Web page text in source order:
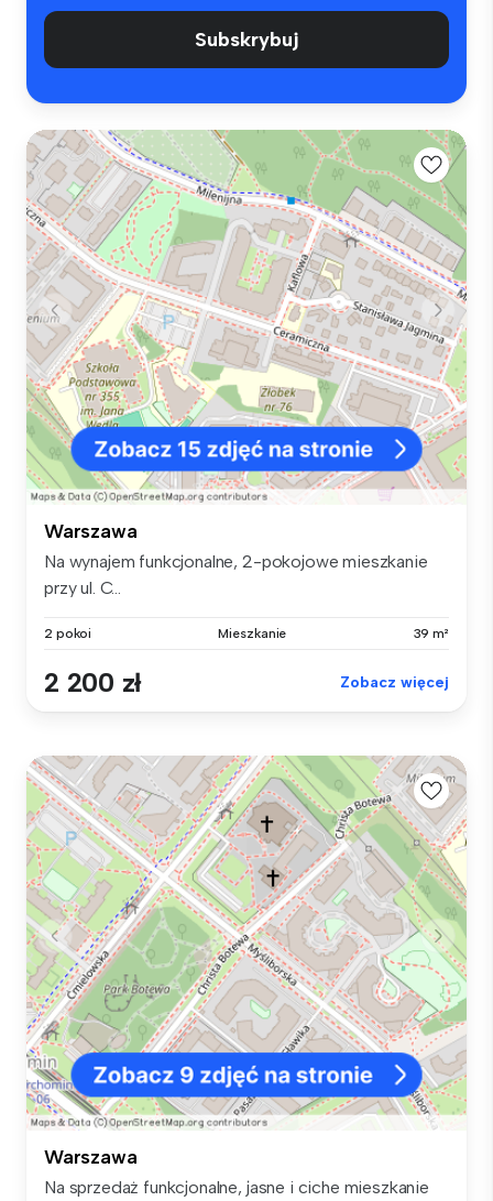
Subskrybuj
Warszawa
Na wynajem funkcjonalne, 2-pokojowe mieszkanie
przy ul. C...
2 pokoi Mieszkanie 39 m²
2 200 zł Zobacz więcej
Warszawa
Na sprzedaż funkcjonalne, jasne i ciche mieszkanie